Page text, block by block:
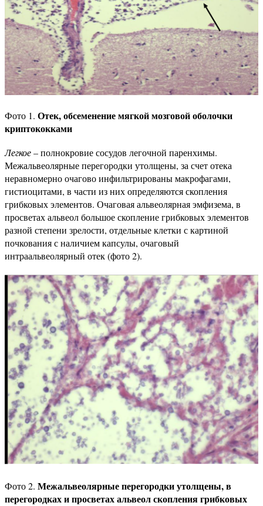
Фото 1. Отек, обсеменение мягкой мозговой оболочки
криптококками
Легкое– полнокровие сосудов легочной паренхимы.
Межальвеолярные перегородки утолщены, за счет отека
неравномерно очагово инфильтрированы макрофагами,
гистиоцитами, в части из них определяются скопления
грибковых элементов. Очаговая альвеолярная эмфизема, в
просветах альвеол большое скопление грибковых элементов
разной степени зрелости, отдельные клетки с картиной
почкования с наличием капсулы, очаговый
интраальвеолярный отек (фото 2).
Фото 2. Межальвеолярные перегородки утолщены, в
перегородках и просветах альвеол скопления грибковых